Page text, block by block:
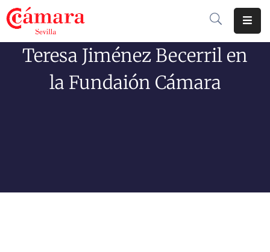
Cámara
Teresa Jiménez Becerril en
la Fundaión Cámara